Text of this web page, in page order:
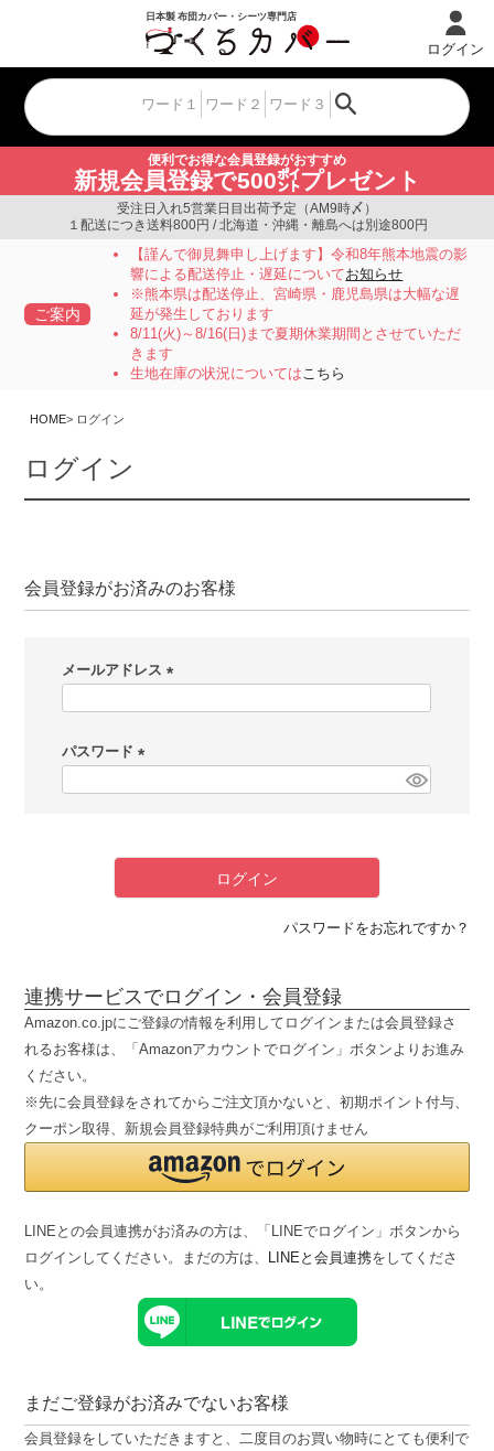
便利でお得な会員登録がおすすめ
新規会員登録で500㌽プレゼント
ログイン
受注日入れ5営業日目出荷予定（AM9時〆）
１配送につき送料800円 / 北海道・沖縄・離島へは別途800円
ご案内
【謹んで御見舞申し上げます】令和8年熊本地震の影
響による配送停止・遅延についてお知らせ
※熊本県は配送停止、宮崎県・鹿児島県は大幅な遅
延が発生しております
8/11(火)～8/16(日)まで夏期休業期間とさせていただ
きます
生地在庫の状況についてはこちら
HOME ログイン
ログイン
会員登録がお済みのお客様
メールアドレス
パスワード
)
ログイン
パスワードをお忘れですか？
連携サービスでログイン・会員登録
Amazon.co.jpにご登録の情報を利用してログインまたは会員登録さ
れるお客様は、「Amazonアカウントでログイン」ボタンよりお進み
ください。
※先に会員登録をされてからご注文頂かないと、初期ポイント付与、
クーポン取得、新規会員登録特典がご利用頂けません
LINEとの会員連携がお済みの方は、「LINEでログイン」ボタンから
ログインしてください。まだの方は、 LINEと会員連携をしてくださ
い。
まだご登録がお済みでないお客様
会員登録をしていただきますと、二度目のお買い物時にとても便利で